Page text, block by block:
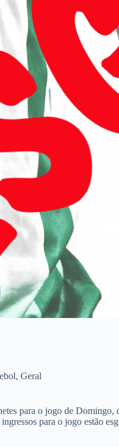
,Geral
para o jogo de Domingo,
para o jogo estão